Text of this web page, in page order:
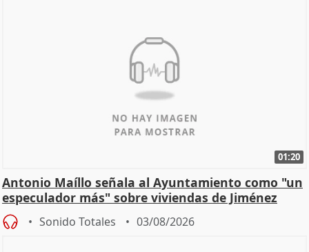
01:20
Antonio Maíllo señala al Ayuntamiento como "un
especulador más" sobre viviendas de Jiménez
Becerril
Sonido Totales 03/08/2026